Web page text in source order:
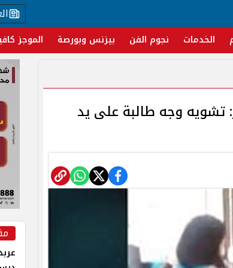
الخدمات نجوم الفن بيزنس وبورصة الموجز
في مدرسة 6 أكتوبر: تشويه وجه طالبة على يد